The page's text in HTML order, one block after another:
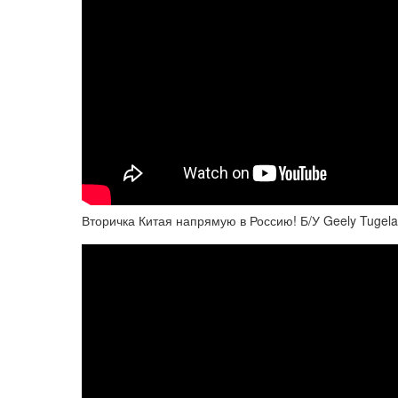
Вторичка Китая напрямую в Россию! Б/У Geely